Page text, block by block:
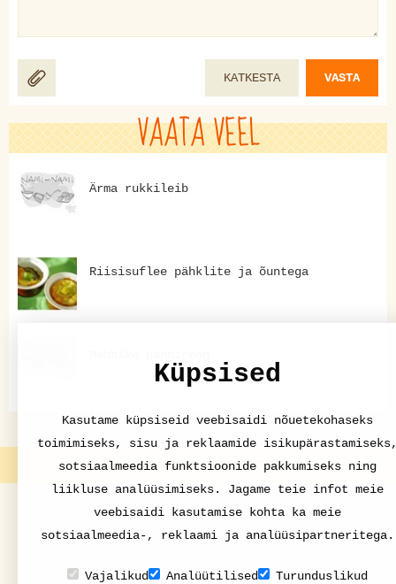
KATKESTA VASTA
VAATA VEEL
Ärma rukkileib
Riisisuflee pähklite ja õuntega
nami-nami.ee | 1998-2015
Küpsised
Kasutame küpsiseid veebisaidi nõuetekohaseks
toimimiseks, sisu ja reklaamide
sotsiaalmeedia funktsioonide pakkumiseks ning
liikluse analüüsimiseks. Jagame teie infot meie
veebisaidi kasutamise kohta ka meie
sotsiaalmeedia-, reklaami ja analüüsipartneritega.
Vajalikud Analüütilised Turunduslikud